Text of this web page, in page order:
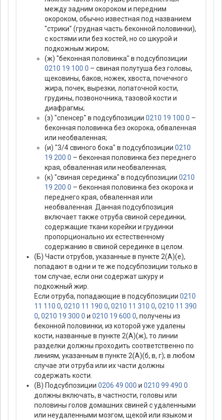
между задним окороком и передним
окороком, обычно известная под названием
"стрики" (грудная часть беконной половинки),
с костями или без костей, но со шкурой и
подкожным жиром;
(ж) "беконная половинка" в подсубпозиции
0210 19 100 0 – свиная полутуша без головы,
щековины, баков, ножек, хвоста, почечного
жира, почек, вырезки, лопаточной кости,
грудины, позвоночника, тазовой кости и
диафрагмы;
(з) "спенсер" в подсубпозиции 0210 19 100 0 –
беконная половинка без окорока, обваленная
или необваленная;
(и) "3/4 свиного бока" в подсубпозиции 0210
19 200 0 – беконная половинка без переднего
края, обваленная или необваленная;
(к) "свиная серединка" в подсубпозиции 0210
19 200 0 – беконная половинка без окорока и
переднего края, обваленная или
необваленная. Данная подсубпозиция
включает также отруба свиной серединки,
содержащие ткани корейки и грудинки
пропорционально их естественному
содержанию в свиной серединке в целом.
(Б) Части отрубов, указанные в пункте 2(А)(е),
попадают в одни и те же подсубпозиции только в
том случае, если они содержат шкуру и
подкожный жир.
Если отруба, попадающие в подсубпозиции 0210
11 110 0, 0210 11 190 0, 0210 11 310 0, 0210 11 390
0, 0210 19 300 0 и 0210 19 600 0, получены из
беконной половинки, из которой уже удалены
кости, названные в пункте 2(А)(ж), то линии
разделки должны проходить соответственно по
линиям, указанным в пункте 2(А)(б, в, г); в любом
случае эти отруба или их части должны
содержать кости.
(В) Подсубпозиции 0206 49 000 и 0210 99 490 0
должны включать, в частности, головы или
половины голов домашних свиней с удаленными
или неудаленными мозгом, щекой или языком и